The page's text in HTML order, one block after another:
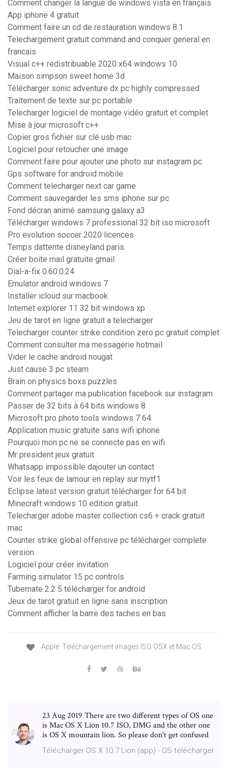
Comment changer la langue de windows vista en français
App iphone 4 gratuit
Comment faire un cd de restauration windows 8.1
Telechargement gratuit command and conquer general en
francais
Visual c++ redistribuable 2020 x64 windows 10
Maison simpson sweet home 3d
Télécharger sonic adventure dx pc highly compressed
Traitement de texte sur pc portable
Telecharger logiciel de montage vidéo gratuit et complet
Mise à jour microsoft c++
Copier gros fichier sur clé usb mac
Logiciel pour retoucher une image
Comment faire pour ajouter une photo sur instagram pc
Gps software for android mobile
Comment telecharger next car game
Comment sauvegarder les sms iphone sur pc
Fond décran animé samsung galaxy a3
Télécharger windows 7 professional 32 bit iso microsoft
Pro evolution soccer 2020 licences
Temps dattente disneyland paris
Créer boite mail gratuite gmail
Dial-a-fix 0.60.0.24
Emulator android windows 7
Installer icloud sur macbook
Internet explorer 11 32 bit windows xp
Jeu de tarot en ligne gratuit a telecharger
Telecharger counter strike condition zero pc gratuit complet
Comment consulter ma messagerie hotmail
Vider le cache android nougat
Just cause 3 pc steam
Brain on physics boxs puzzles
Comment partager ma publication facebook sur instagram
Passer de 32 bits à 64 bits windows 8
Microsoft pro photo tools windows 7 64
Application music gratuite sans wifi iphone
Pourquoi mon pc ne se connecte pas en wifi
Mr president jeux gratuit
Whatsapp impossible dajouter un contact
Voir les feux de lamour en replay sur mytf1
Eclipse latest version gratuit télécharger for 64 bit
Minecraft windows 10 edition gratuit
Telecharger adobe master collection cs6 + crack gratuit
mac
Counter strike global offensive pc télécharger complete
version
Logiciel pour créer invitation
Farming simulator 15 pc controls
Tubemate 2.2 5 télécharger for android
Jeux de tarot gratuit en ligne sans inscription
Comment afficher la barre des taches en bas
Apple: Téléchargement images ISO OSX et Mac OS
23 Aug 2019 There are two different types of OS one
is Mac OS X Lion 10.7 ISO, DMG and the other one
is OS X mountain lion. So please don't get confused
Télécharger OS X 10.7 Lion (app) - OS télécharger